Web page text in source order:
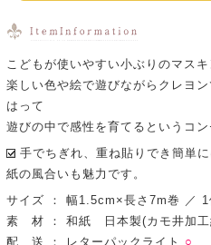
こどもが使いやすい小ぶりのマスキ
楽しい色や絵で遊びながらクレヨ
はって
遊びの中で感性を育てるというコ
手でちぎれ、重ね貼りでき簡単
紙の風合いも魅力です。
サイズ ： 幅1.5cm×長さ7m巻 ／ 1
素 材 ： 和紙 日本製(カモ井加工
配 送 ： レターパックライト ○